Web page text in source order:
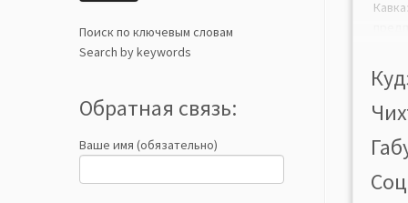
Поиск по ключевым словам
Search by keywords
Обратная связь:
Ваше имя (обязательно)